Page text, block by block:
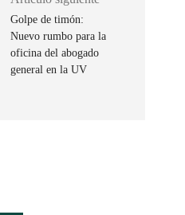
Golpe de timón:
Nuevo rumbo para la
oficina del abogado
general en la UV